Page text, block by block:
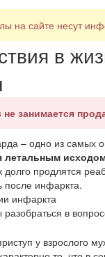
на сайте несут
в
занимается
– одно из самых
летальным
долго продлятся
после инфаркта.
инфаркта
разобраться в